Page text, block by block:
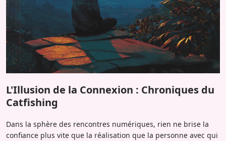
L'Illusion de la Connexion : Chroniques du
Catfishing
Dans la sphère des rencontres numériques, rien ne brise la
confiance plus vite que la réalisation que la personne avec qui